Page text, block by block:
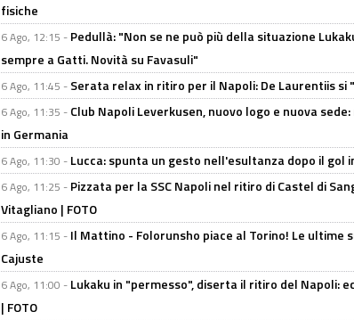
fisiche
6 Ago, 12:15 - Pedullà: "Non se ne può più della situazione
sempre a Gatti. Novità su Favasuli"
6 Ago, 11:45 - Serata relax in ritiro per il Napoli: De Laurentiis si
6 Ago, 11:35 - Club Napoli Leverkusen, nuovo logo e nuova
in Germania
6 Ago, 11:30 - Lucca: spunta un gesto nell'esultanza dopo il gol
6 Ago, 11:25 - Pizzata per la SSC Napoli nel ritiro di Castel di
Vitagliano | FOTO
6 Ago, 11:15 - Il Mattino - Folorunsho piace al Torino! Le ultime
Cajuste
6 Ago, 11:00 - Lukaku in "permesso", diserta il ritiro del Napoli:
| FOTO